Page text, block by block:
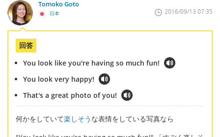
Tomoko Goto
日本 2016/09/13 07:35
回答
You look like you're having so much fun!
You look very happy!
That's a great photo of you!
何かをしていて楽しそう な表情をしている写真なら